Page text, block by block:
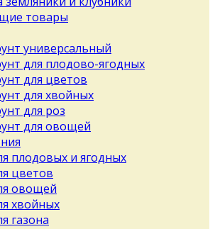
товары
универсальный
для плодово-ягодных
для цветов
для хвойных
для роз
для овощей
плодовых и ягодных
цветов
овощей
хвойных
газона